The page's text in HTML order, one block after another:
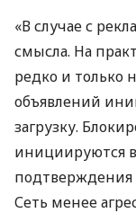
«В случае с
смысла. На
редко и только
объявлений
загрузку.
инициируются
подтверждения
Сеть менее